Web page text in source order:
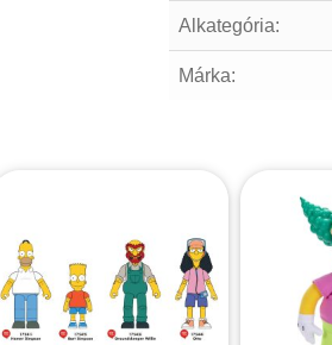
Alkategória:
Márka: